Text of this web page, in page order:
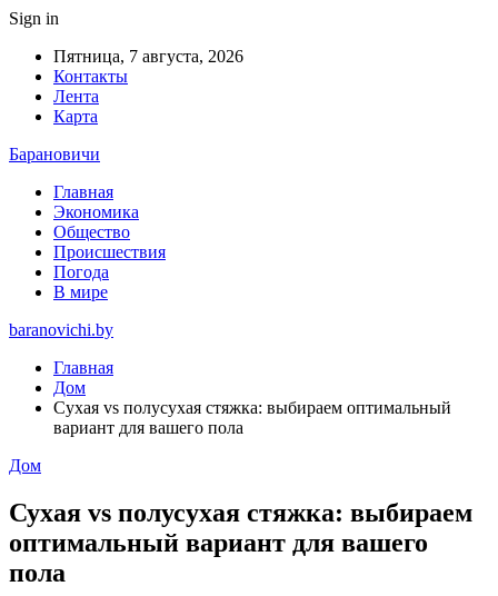
Sign in
Пятница, 7 августа, 2026
Контакты
Лента
Карта
Барановичи
Главная
Экономика
Общество
Происшествия
Погода
В мире
baranovichi.by
Главная
Дом
Сухая vs полусухая стяжка: выбираем оптимальный
вариант для вашего пола
Дом
Сухая vs полусухая стяжка: выбираем
оптимальный вариант для вашего
пола